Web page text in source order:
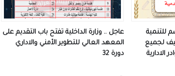
للتنمية
لجميع
الادارية
عاجل .. وزارة الداخلية تفتح باب التقديم على
المعهد العالي للتطوير الأمني والاداري
دورة 32